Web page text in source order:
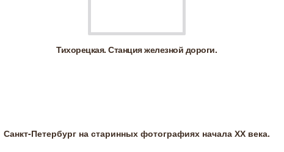
Тихорецкая. Станция железной дороги.
Санкт-Петербург на старинных фотографиях начала ХХ века.